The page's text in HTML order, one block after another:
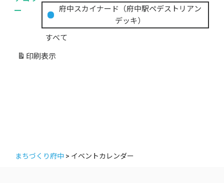
ー
の
カ
テ
ゴ
リ
府中スカイナード（府中駅ペデストリアン
デッキ）
すべて
印刷 表示
まちづくり府中 > イベントカレンダー